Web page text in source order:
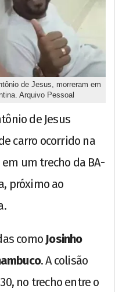
de Jesus, morreram em
Arquivo Pessoal
de Jesus
carro ocorrido na
um trecho da BA-
próximo ao
como Josinho
. A colisão
no trecho entre o